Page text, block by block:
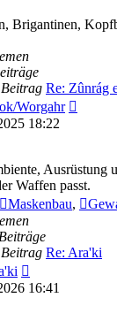
Brigantinen,
Re: Zûnrág
Worgahr
18:22
Ausrüstung
Waffen passt.
Maskenbau,
Re: Ara'ki
Beitrag
16:41